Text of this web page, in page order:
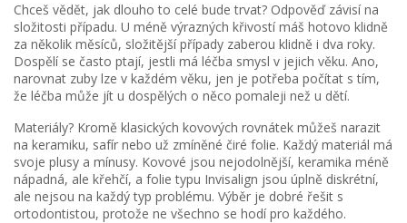
Chceš vědět, jak dlouho to celé bude trvat? Odpověď závisí na
složitosti případu. U méně výrazných křivostí máš hotovo klidně
za několik měsíců, složitější případy zaberou klidně i dva roky.
Dospělí se často ptají, jestli má léčba smysl v jejich věku. Ano,
narovnat zuby lze v každém věku, jen je potřeba počítat s tím,
že léčba může jít u dospělých o něco pomaleji než u dětí.
Materiály? Kromě klasických kovových rovnátek můžeš narazit
na keramiku, safír nebo už zmíněné čiré folie. Každý materiál má
svoje plusy a mínusy. Kovové jsou nejodolnější, keramika méně
nápadná, ale křehčí, a folie typu Invisalign jsou úplně diskrétní,
ale nejsou na každý typ problému. Výběr je dobré řešit s
ortodontistou, protože ne všechno se hodí pro každého.